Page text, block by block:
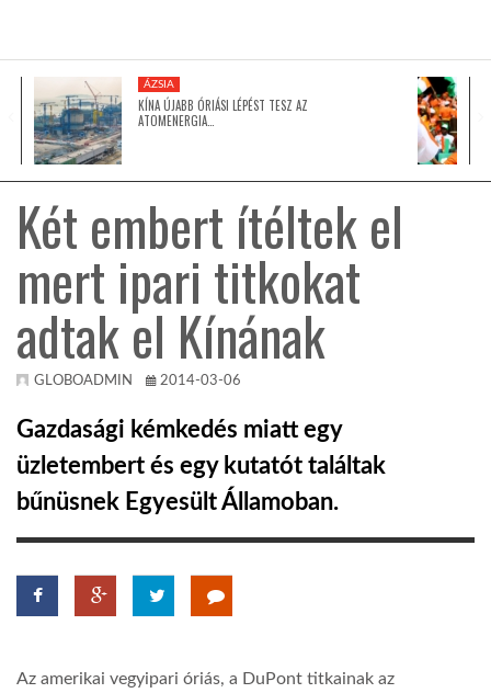
GLOBOTV BP
HÍR3D
TROPICALMAGAZIN
GLOBOTV
AFRIKA TUDÁSTÁR
A NAP SZÉPE
ÁZSIA
KÍNA ÚJABB ÓRIÁSI LÉPÉST TESZ AZ
ATOMENERGIA…
Két embert ítéltek el
mert ipari titkokat
adtak el Kínának
GLOBOADMIN 2014-03-06
Gazdasági kémkedés miatt egy
üzletembert és egy kutatót találtak
bűnüsnek Egyesült Államoban.
Az amerikai vegyipari óriás, a DuPont titkainak az